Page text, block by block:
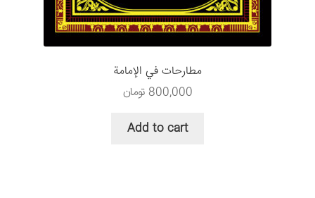
مطارحات في الإمامة
800,000 تومان
Add to cart